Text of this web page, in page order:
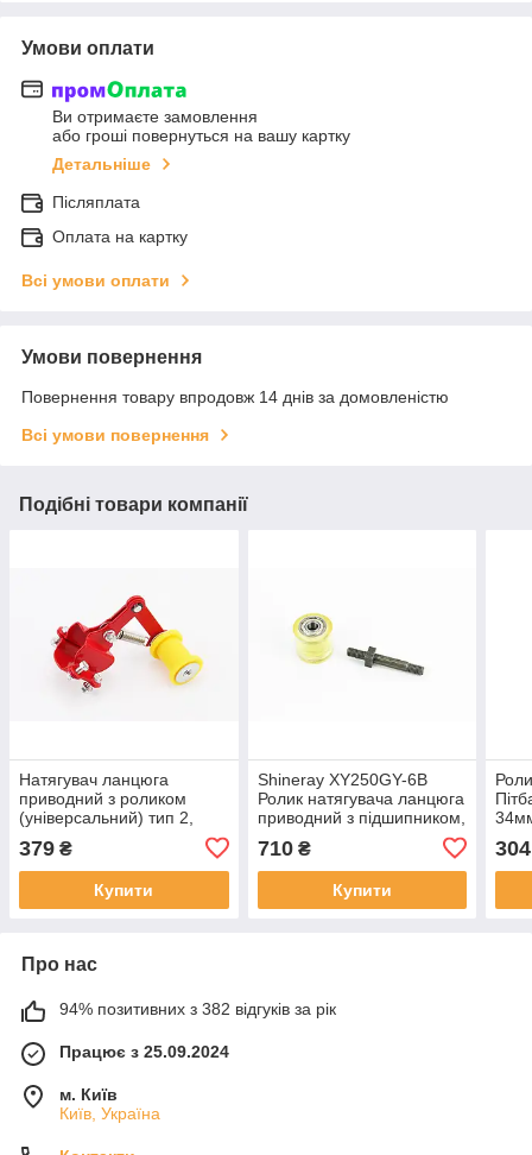
Умови оплати
Ви отримаєте замовлення
або гроші повернуться на вашу картку
Детальніше
Післяплата
Оплата на картку
Всі умови оплати
Умови повернення
Повернення товару впродовж 14 днів за домовленістю
Всі умови повернення
Подібні товари компанії
Натягувач ланцюга
приводний з роликом
(універсальний) тип 2,
червоний, ЗЧ-МОТО, SV-
337684
379 ₴
Купити
Shineray XY250GY-6B
Ролик натягувача ланцюга
приводний з підшипником,
МОТО, SV-351724
710₴
Купити
304
Про нас
94% позитивних з 382 відгуків за рік
Працює з 25.09.2024
м. Київ
Київ, Україна